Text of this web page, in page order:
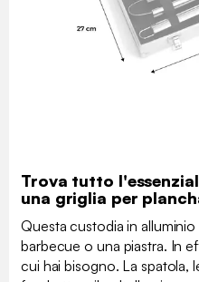
Trova tutto
una griglia per
Questa custodia in
barbecue o una piastra. In
cui hai bisogno. La spatola,